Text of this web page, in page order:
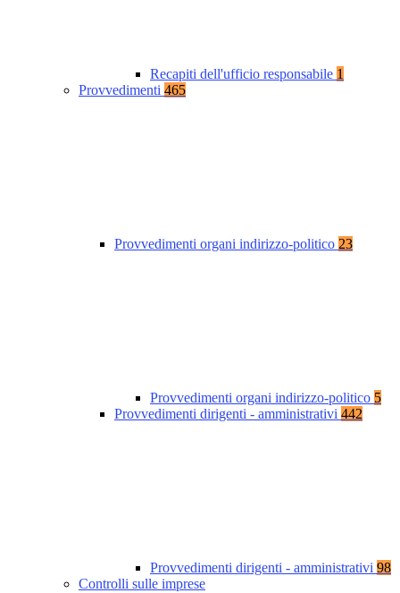
Recapiti dell'ufficio responsabile 1
Provvedimenti 465
Provvedimenti organi indirizzo-politico 23
Provvedimenti organi indirizzo-politico 5
Provvedimenti dirigenti - amministrativi 442
Provvedimenti dirigenti - amministrativi 98
Controlli sulle imprese